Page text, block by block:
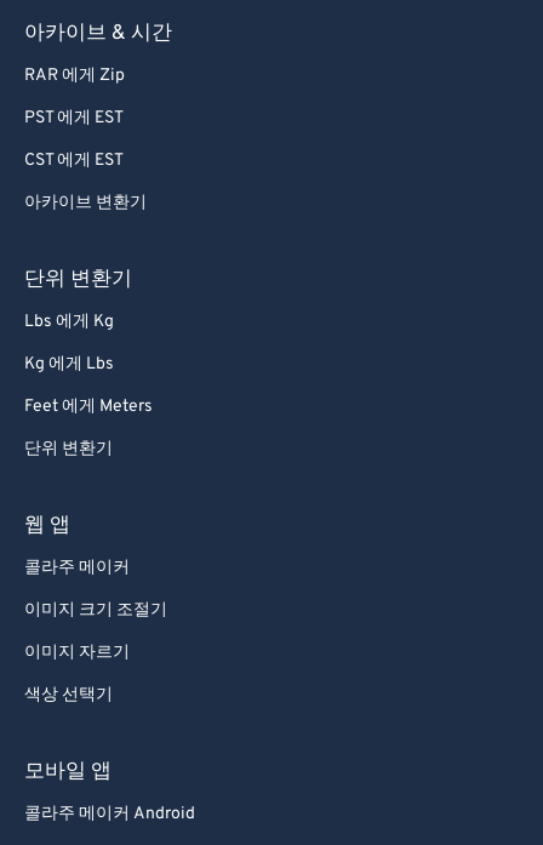
아카이브 & 시간
RAR 에게 Zip
PST 에게 EST
CST 에게 EST
아카이브 변환기
단위 변환기
Lbs 에게 Kg
Kg 에게 Lbs
Feet 에게 Meters
단위 변환기
웹 앱
콜라주 메이커
이미지 크기 조절기
이미지 자르기
색상 선택기
모바일 앱
콜라주 메이커 Android